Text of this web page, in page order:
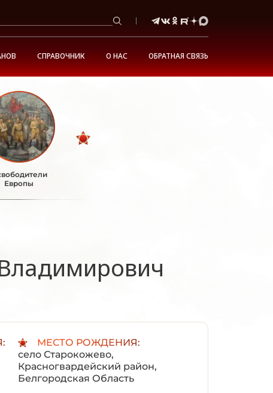
СПРАВОЧНИК О НАС ОБРАТНАЯ СВЯЗЬ
Европы
МЕСТО РОЖДЕНИЯ:
село Старокожево,
Красногвардейский район,
Белгородская Область